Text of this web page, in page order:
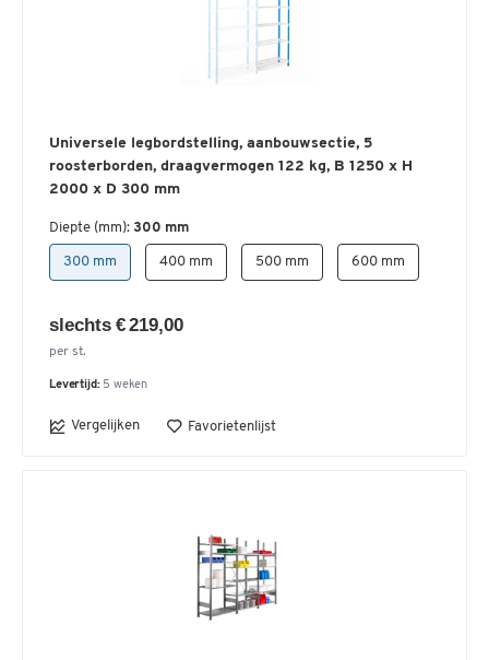
Universele legbordstelling, aanbouwsectie, 5
roosterborden, draagvermogen 122 kg, B 1250 x H
2000 x D 300 mm
Diepte (mm): 300 mm
300 mm 400 mm 500 mm 600 mm
slechts € 219,00
per st.
Levertijd: 5 weken
Vergelijken Favorietenlijst